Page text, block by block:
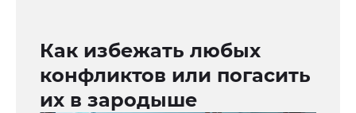
Как избежать любых
конфликтов или погасить
их в зародыше